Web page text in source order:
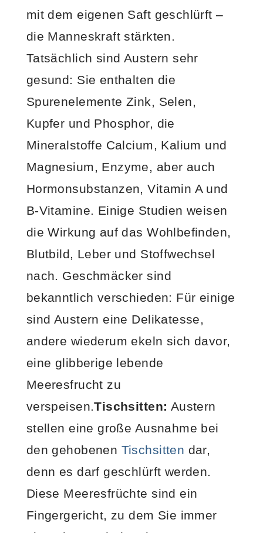
mit dem eigenen Saft geschlürft –
die Manneskraft stärkten.
Tatsächlich sind Austern sehr
gesund: Sie enthalten die
Spurenelemente Zink, Selen,
Kupfer und Phosphor, die
Mineralstoffe Calcium, Kalium und
Magnesium, Enzyme, aber auch
Hormonsubstanzen, Vitamin A und
B-Vitamine. Einige Studien weisen
die Wirkung auf das Wohlbefinden,
Blutbild, Leber und Stoffwechsel
nach. Geschmäcker sind
bekanntlich verschieden: Für einige
sind Austern eine Delikatesse,
andere wiederum ekeln sich davor,
eine glibberige lebende
Meeresfrucht zu
verspeisen.Tischsitten: Austern
stellen eine große Ausnahme bei
den gehobenen Tischsitten dar,
denn es darf geschlürft werden.
Diese Meeresfrüchte sind ein
Fingergericht, zu dem Sie immer